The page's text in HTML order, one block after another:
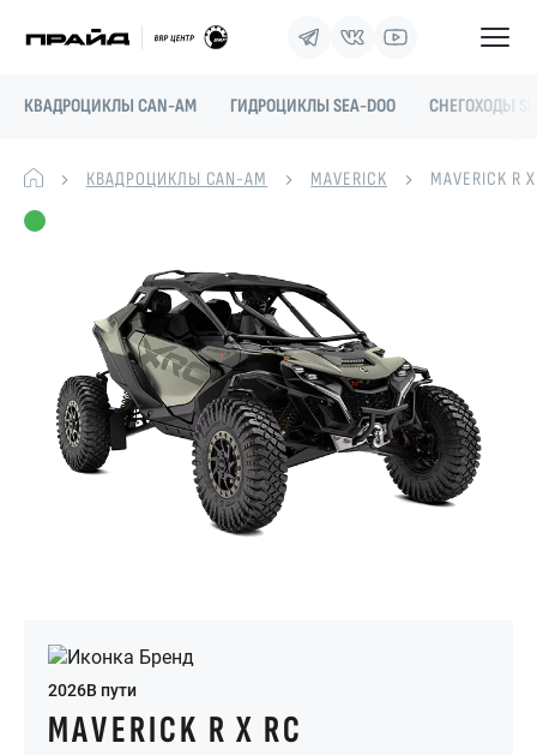
КВАДРОЦИКЛЫ CAN-AM ГИДРОЦИКЛЫ SEA-DOO СНЕГОХОДЫ
КВАДРОЦИКЛЫ CAN-AM MAVERICK MAVERICK R
2026В пути
MAVERICK R X RC